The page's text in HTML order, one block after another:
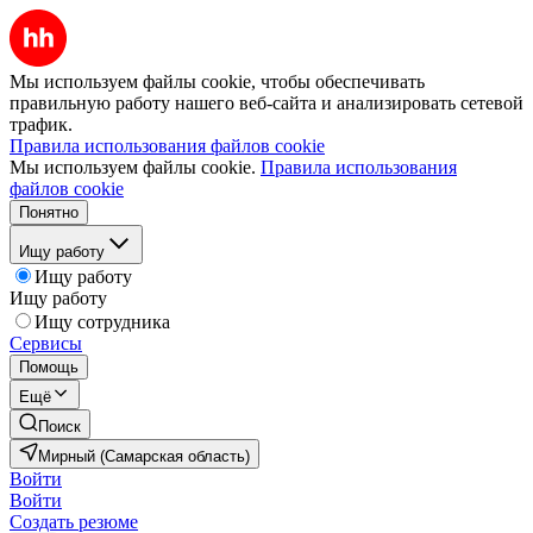
Мы используем файлы cookie, чтобы обеспечивать
правильную работу нашего веб-сайта и анализировать сетевой
трафик.
Правила использования файлов cookie
Мы используем файлы cookie. Правила использования
файлов cookie
Понятно
Ищу работу
Ищу работу
Ищу работу
Ищу сотрудника
Сервисы
Помощь
Ещё
Поиск
Мирный (Самарская область)
Войти
Войти
Создать резюме